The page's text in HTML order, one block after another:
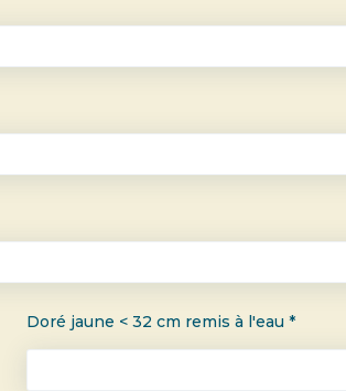
Doré jaune < 32 cm remis à l'eau *